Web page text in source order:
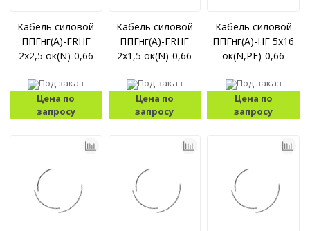
Кабель силовой
ППГнг(А)-FRHF
2x2,5 ок(N)-0,66
Под заказ
Цена по
запросу
Кабель силовой
ППГнг(А)-FRHF
2x1,5 ок(N)-0,66
Под заказ
Цена по
запросу
Кабель силовой
ППГнг(А)-HF 5x16
ок(N,PE)-0,66
Под заказ
Цена по
запросу